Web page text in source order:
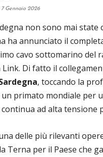
7 Gennaio 2026
non sono mai state
ha annunciato il
cavo sottomarino del
Di fatto il
, toccando la
un primato mondiale per
ad alta tensione
delle più rilevanti
Terna per il Paese che